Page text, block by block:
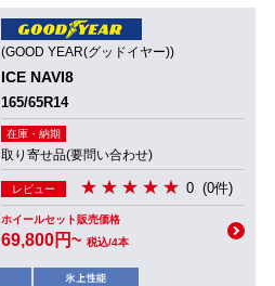
(GOOD YEAR(グッドイヤー))
ICE NAVI8
165/65R14
在庫・納期
取り寄せ品(要問い合わせ)
レビュー 0 (0件)
ホイールセット販売価格
69,800円~ 税込/4本